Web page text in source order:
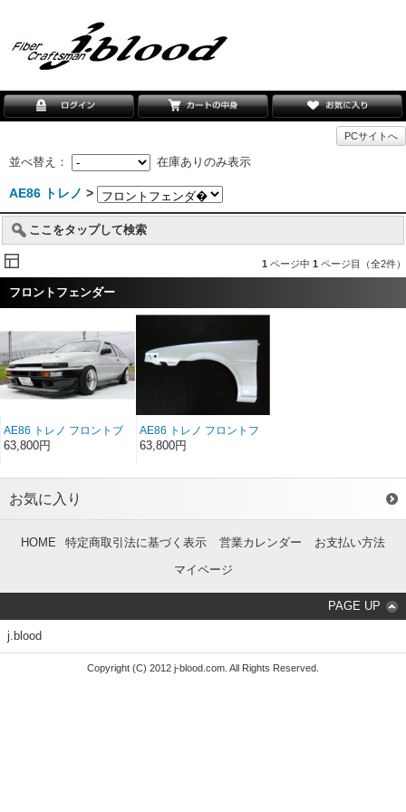
PCサイトへ
並べ替え： 在庫ありのみ表示
AE86 トレノ >
ここをタップして検索
1 ページ中 1 ページ目（全2件）
フロントフェンダー
AE86 トレノ フロントブ
リスターフェンダー（左
63,800円
AE86 トレノ フロントフ
ェンダー ノーマルタイプ
63,800円
お気に入り
HOME 特定商取引法に基づく表示 営業カレンダー
お支払い方法
マイページ
PAGE UP
j.blood
Copyright (C) 2012 j-blood.com. All Rights Reserved.